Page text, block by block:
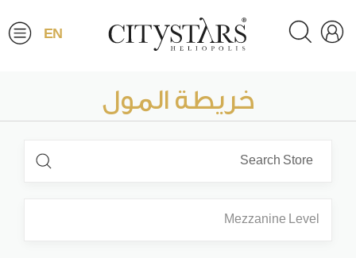
EN
خريطة المول
Mezzanine Level